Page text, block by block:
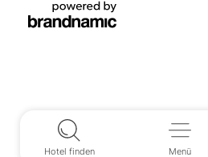
Hotel finden Menü